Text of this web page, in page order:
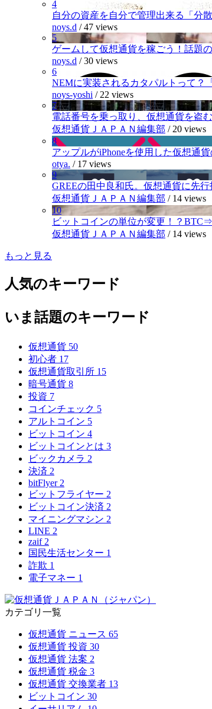
4
自分の資産を自分で管理出来る「分散
noys.d /47 views
5
ゲームして仮想通貨を稼ごう！話題
noys.d /30 views
6
NEMに実装されるカタパルトって？
noys-yoshi / 22 views
7
電話番号を乗っ取り、仮想通貨を盗
仮想通貨ＪＡＰＡＮ編集部 / 20 views
8
アップルがiPhoneを使用した仮想通
otya. / 17 views
9
GREEの田中良和氏。仮想通貨に先
仮想通貨ＪＡＰＡＮ編集部 / 14 views
10
ビットコインの単位が変更！？
仮想通貨ＪＡＰＡＮ編集部 / 14 views
もっと見る
人気のキーワード
いま話題のキーワード
仮想通貨 50
初心者 17
仮想通貨取引所 15
暗号通貨 8
投資 7
コインチェック 5
アルトコイン 5
ビットコイン 4
ビットコインとは 3
ビックカメラ 2
決済 2
bitFlyer 2
ビットフライヤー 2
ビットコイン決済 2
マイニングマシン 2
LINE 2
zaif 2
国民生活センター 1
詐欺 1
電子マネー 1
カテゴリ一覧
仮想通貨 ニュース 65
仮想通貨 投資 30
仮想通貨 法案 2
仮想通貨 税金 3
仮想通貨 交換業者 13
ビットコイン 30